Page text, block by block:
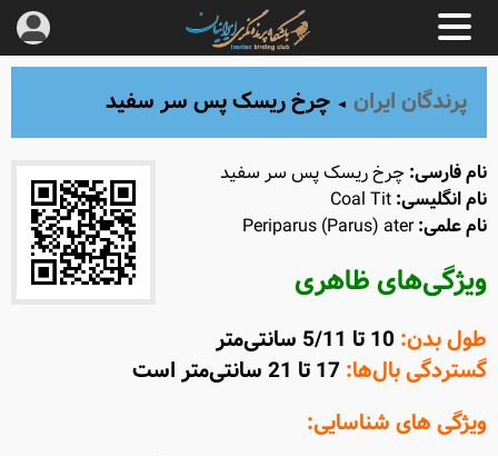
پرندگان ایران ◄ چرخ ‌ریسک پس ‌سر سفید
نام فارسی: چرخ ‌ریسک پس ‌سر سفید
نام انگلیسی:
نام علمی:Periparus (Parus) ater
ویژگی‌های ظاهری
طول بدن:
گستردگی بال‌ها:
ویژگی های شناسایی: